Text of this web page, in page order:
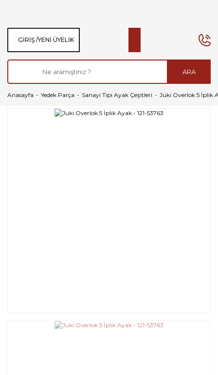
ARA
GIRIŞ /YENI ÜYELIK
Anasayfa Yedek Parça Sanayi Tipi Ayak Çeşitleri Juki Overlok 5 İplik